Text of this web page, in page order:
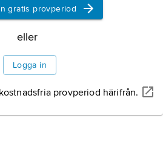
gratis provperiod
eller
Logga in
provperiod härifrån.